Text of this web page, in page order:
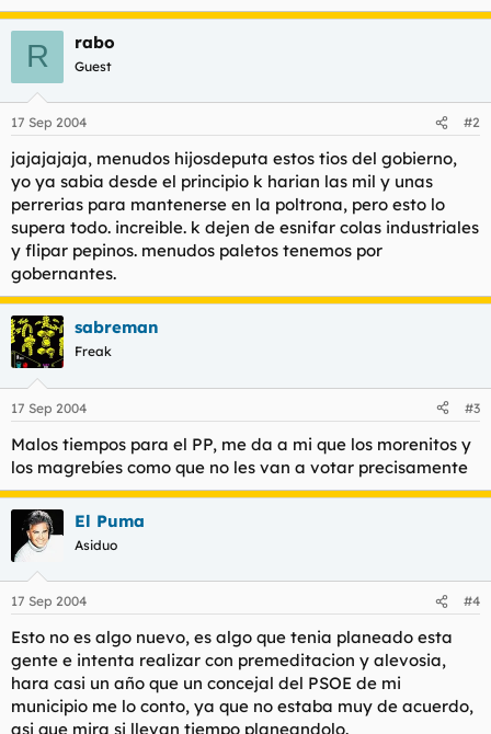
R rabo
Guest
17 Sep 2004 #2
jajajajaja, menudos hijosdeputa estos tios del gobierno,
yo ya sabia desde el principio k harian las mil y unas
perrerias para mantenerse en la poltrona, pero esto lo
supera todo. increible. k dejen de esnifar colas industriales
y flipar pepinos. menudos paletos tenemos por
gobernantes.
sabreman
Freak
17 Sep 2004 #3
Malos tiempos para el PP, me da a mi que los morenitos y
los magrebíes como que no les van a votar precisamente
El Puma
Asiduo
17 Sep 2004 #4
Esto no es algo nuevo, es algo que tenia planeado esta
gente e intenta realizar con premeditacion y alevosia,
hara casi un año que un concejal del PSOE de mi
municipio me lo conto, ya que no estaba muy de acuerdo,
asi que mira si llevan tiempo planeandolo.